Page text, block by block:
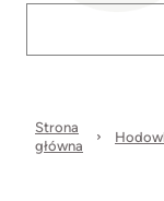
Strona
główna